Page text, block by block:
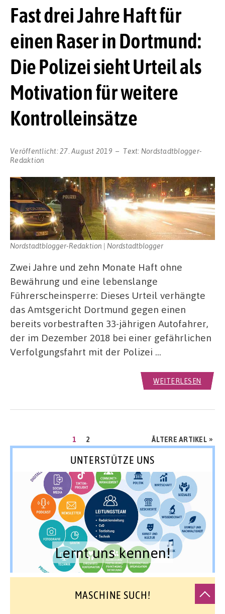
Fast drei Jahre Haft für
einen Raser in Dortmund:
Die Polizei sieht Urteil als
Motivation für weitere
Kontrolleinsätze
Veröffentlicht:27. August 2019 Text: Nordstadtblogger-
Redaktion
Nordstadtblogger-Redaktion | Nordstadtblogger
Zwei Jahre und zehn Monate Haft ohne
Bewährung und eine lebenslange
Führerscheinsperre: Dieses Urteil verhängte
das Amtsgericht Dortmund gegen einen
bereits vorbestraften 33-jährigen Autofahrer,
der im Dezember 2018 bei einer gefährlichen
Verfolgungsfahrt mit der Polizei …
WEITERLESEN
Seitennummerierung
Beiträge
SEITE
1 SEITE
2 ÄLTERE ARTIKEL »
UNTERSTÜTZE UNS
Lernt uns kennen!
MASCHINE SUCH!